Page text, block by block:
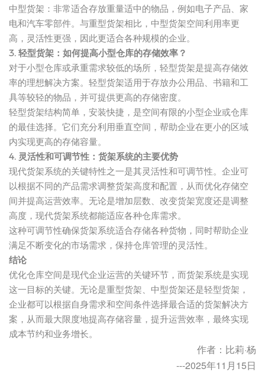
中型货架：非常适合存放重量适中的物品，例如电子产品、家
电和汽车零部件。与重型货架相比，中型货架空间利用率更
高，灵活性更强，因此更适合各种规模的企业。
3. 轻型货架：如何提高小型仓库的存储效率？
对于小型仓库或承重需求较低的场所，轻型货架是提高存储效
率的理想解决方案。轻型货架适用于存放办公用品、书籍和工
具等较轻的物品，并可提供更高的存储密度。
轻型货架结构简单，安装快捷，是空间有限的小型企业或仓库
的最佳选择。它们充分利用垂直空间，帮助企业在更小的区域
内实现更高的存储容量。
4. 灵活性和可调节性：货架系统的主要优势
现代货架系统的关键特性之一是其灵活性和可调节性。企业可
以根据不同的产品需求调整货架高度和配置，从而优化存储空
间并提高运营效率。无论是增加层数、改变货架宽度还是调整
高度，现代货架系统都能适应各种仓库需求。
这种可调节性确保货架系统适合存储各种货物，同时帮助企业
满足不断变化的市场需求，保持仓库管理的灵活性。
结论
优化仓库空间是现代企业运营的关键环节，而货架系统是实现
这一目标的关键。无论是重型货架、中型货架还是轻型货架，
企业都可以根据自身需求和空间条件选择最合适的货架解决方
案，从而最大限度地提高存储容量，提升运营效率，最终实现
成本节约和业务增长。
作者：比莉·杨
---2025年11月15日